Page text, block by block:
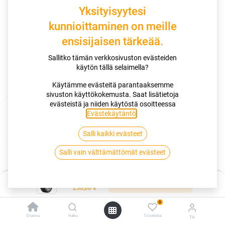
250,00€
Etusivu Haku
0
Toivelista Tili
Kauppa
Nastarenkaat
225/45R18 95T CONTINENTAL ICECONTACT 3 XL EVC
225/45R18 95T CONTINENTAL
ICECONTACT 3 XL EVC
250,00€/ kpl
Toimittajilla (ulkomaa): Saatavilla
Yksityisyytesi
kunnioittaminen on meille
ensisijaisen tärkeää.
Sallitko tämän verkkosivuston evästeiden
käytön tällä selaimella?
Käytämme evästeitä parantaaksemme
sivuston käyttökokemusta. Saat lisätietoja
evästeistä ja niiden käytöstä osoitteessa
Evästekäytäntö
Salli kaikki evästeet
Salli vain välttämättömät evästeet